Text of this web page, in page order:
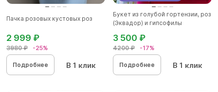
Пачка розовых кустовых роз
3980 ₽ -25%
2 999 ₽
Подробнее В 1 клик
Букет из голубой гортензии, роз
(Эквадор) и гипсофилы
4200 ₽ -17%
3 500 ₽
Подробнее В 1 клик